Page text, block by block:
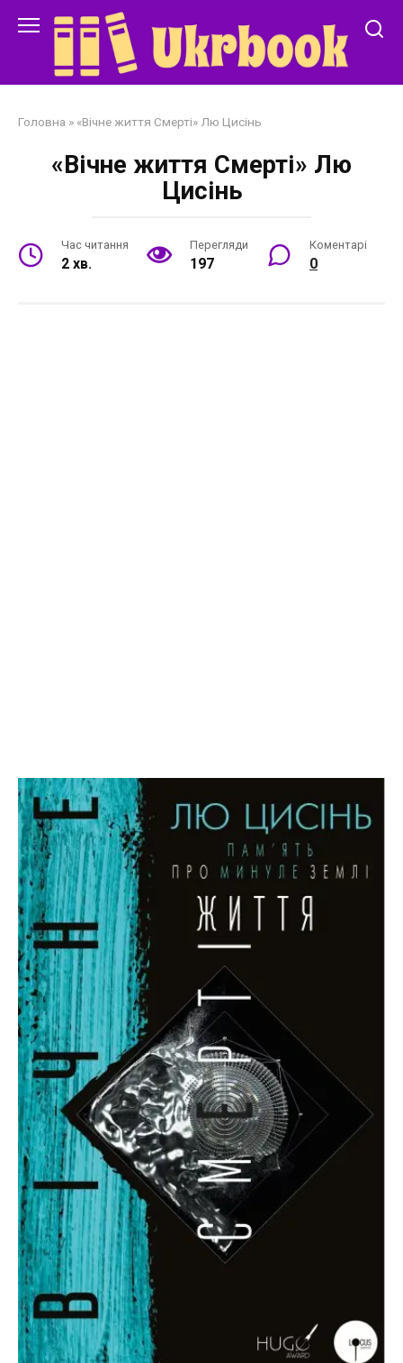
Головна » «Вічне життя Смерті» Лю Цисінь
«Вічне життя Смерті» Лю
Цисінь
Час читання
2 хв.
Перегляди
197
Коментарі
0